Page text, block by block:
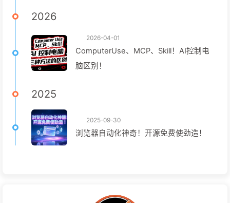
2026
2026-04-01
ComputerUse、MCP、Skill！AI控制电
脑区别！
2025
2025-09-30
浏览器自动化神奇！开源免费使劲造！